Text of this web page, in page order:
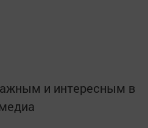
и интересным в